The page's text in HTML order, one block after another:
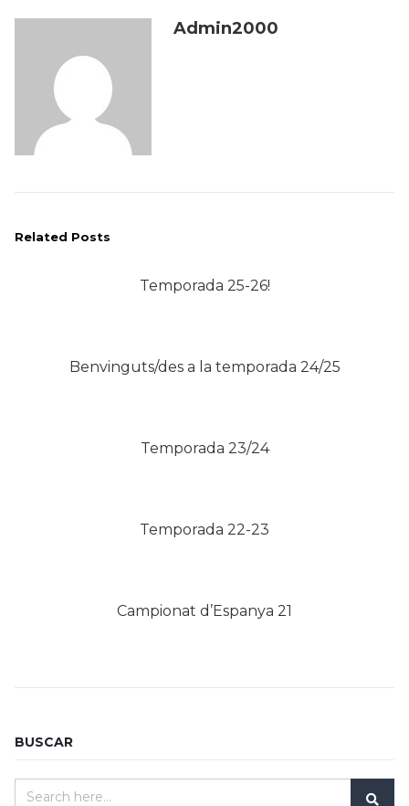
Admin2000
Related Posts
Temporada 25-26!
Benvinguts/des a la temporada 24/25
Temporada 23/24
Temporada 22-23
Campionat d’Espanya 21
BUSCAR